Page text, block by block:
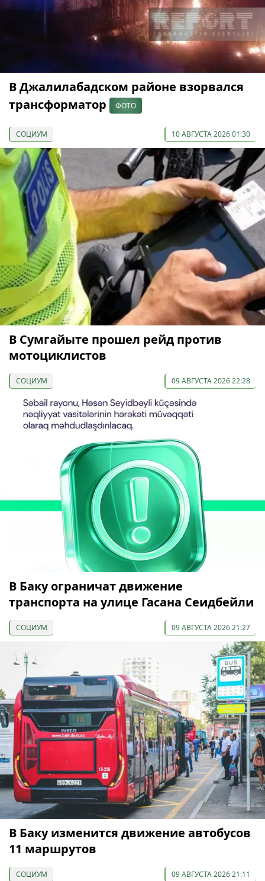
В Джалилабадском районе взорвался
трансформатор
ФОТО
СОЦИУМ 10 АВГУСТА 2026 01:30
В Сумгайыте прошел рейд против
мотоциклистов
СОЦИУМ 09 АВГУСТА 2026 22:28
В Баку ограничат движение
транспорта на улице Гасана Сеидбейли
СОЦИУМ 09 АВГУСТА 2026 21:27
В Баку изменится движение автобусов
11 маршрутов
СОЦИУМ 09 АВГУСТА 2026 21:11